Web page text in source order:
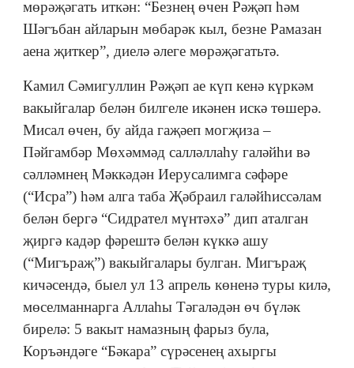
мөрәҗәгать иткән: “Безнең өчен Рәҗәп һәм
Шәгъбан айларын мөбарәк кыл, безне Рамазан
аена җиткер”, диелә әлеге мөрәҗәгатьтә.
Камил Сәмигуллин Рәҗәп ае күп кенә күркәм
вакыйгалар белән билгеле икәнен искә төшерә.
Мисал өчен, бу айда гаҗәеп могҗиза –
Пәйгамбәр Мөхәммәд салләллаһу галәйһи вә
сәлләмнең Мәккәдән Иерусалимга сәфәре
(“Исра”) һәм алга таба Җәбраил галәйһиссәлам
белән бергә “Сидрател мүнтәхә” дип аталган
җиргә кадәр фәрештә белән күккә ашу
(“Мигъраҗ”) вакыйгалары булган. Мигъраҗ
кичәсендә, быел ул 13 апрель көненә туры килә,
мөселманнарга Аллаһы Тәгаләдән өч бүләк
бирелә: 5 вакыт намазның фарыз була,
Коръәндәге “Бәкара” сүрәсенең ахыргы